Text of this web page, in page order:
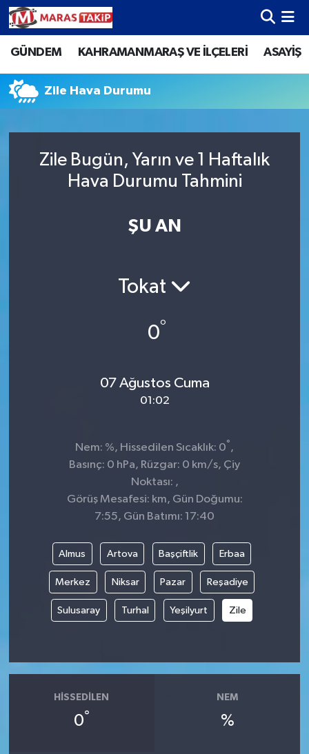
GÜNDEM KAHRAMANMARAŞ VE İLÇELERİ ASAYİŞ
Zile Hava Durumu
Zile Bugün, Yarın ve 1 Haftalık
Hava Durumu Tahmini
ŞU AN
Tokat
0°
07 Ağustos Cuma
01:02
Nem: %, Hissedilen Sıcaklık: 0° ,
Basınç: 0 hPa, Rüzgar: 0 km/s, Çiy
Noktası: ,
Görüş Mesafesi: km, Gün Doğumu:
7:55, Gün Batımı: 17:40
Almus Artova Başçiftlik Erbaa
Merkez Niksar Pazar Reşadiye
Sulusaray Turhal Yeşilyurt Zile
HISSEDILEN
0°
NEM
%
Kahramanmaraş Nöbetçi Eczaneler
Kahramanmaraş Hava Durumu
Kahramanmaraş Trafik Yoğunluk Haritası